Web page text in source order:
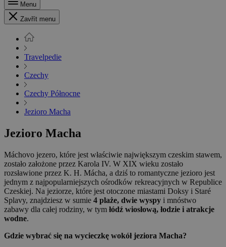
Menu
Zavřít menu
Travelpedie
Czechy
Czechy Północne
Jezioro Macha
Jezioro Macha
Máchovo jezero, które jest właściwie największym czeskim stawem,
zostało założone przez Karola IV. W XIX wieku zostało
rozsławione przez K. H. Mácha, a dziś to romantyczne jezioro jest
jednym z najpopularniejszych ośrodków rekreacyjnych w Republice
Czeskiej. Na jeziorze, które jest otoczone miastami Doksy i Staré
Splavy, znajdziesz w sumie 4 plaże, dwie wyspy i mnóstwo
zabawy dla całej rodziny, w tym łódź wiosłową, łodzie i atrakcje
wodne.
Gdzie wybrać się na wycieczkę wokół jeziora Macha?